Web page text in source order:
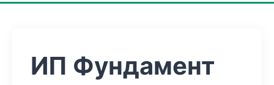
ИП Фундамент